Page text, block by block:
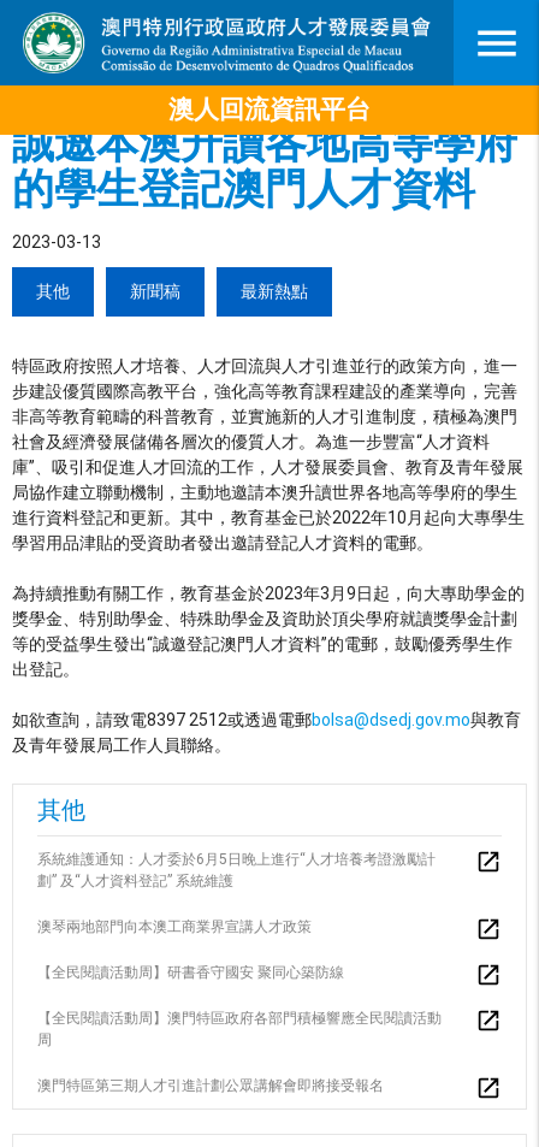
menu
澳人回流資訊平台
誠邀本澳升讀各地高等學府
的學生登記澳門人才資料
2023-03-13
其他 新聞稿 最新熱點
特區政府按照人才培養、人才回流與人才引進並行的政策方向，進一
步建設優質國際高教平台，強化高等教育課程建設的產業導向，完善
非高等教育範疇的科普教育，並實施新的人才引進制度，積極為澳門
社會及經濟發展儲備各層次的優質人才。為進一步豐富“人才資料
庫”、吸引和促進人才回流的工作，人才發展委員會、教育及青年發展
局協作建立聯動機制，主動地邀請本澳升讀世界各地高等學府的學生
進行資料登記和更新。其中，教育基金已於2022年10月起向大專學生
學習用品津貼的受資助者發出邀請登記人才資料的電郵。
為持續推動有關工作，教育基金於2023年3月9日起，向大專助學金的
獎學金、特別助學金、特殊助學金及資助於頂尖學府就讀獎學金計劃
等的受益學生發出“誠邀登記澳門人才資料”的電郵，鼓勵優秀學生作
出登記。
如欲查詢，請致電8397 2512或透過電郵bolsa@dsedj.gov.mo與教育
及青年發展局工作人員聯絡。
其他
系統維護通知：人才委於6月5日晚上進行“人才培養考證激勵計
劃” 及“人才資料登記” 系統維護
澳琴兩地部門向本澳工商業界宣講人才政策
【全民閱讀活動周】研書香守國安 聚同心築防線
【全民閱讀活動周】澳門特區政府各部門積極響應全民閱讀活動
周
澳門特區第三期人才引進計劃公眾講解會即將接受報名